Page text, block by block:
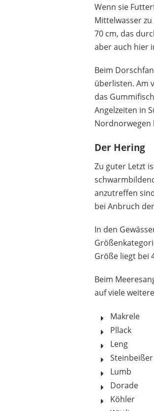
Wenn sie
Mittelwasser
70 cm, das
aber auch hier
Beim
überlisten. Am
das
Angelzeiten in
Nordnorwegen
Der Hering
Zu guter Letzt
anzutreffen
bei Anbruch
In den
Größe liegt bei
Beim
auf viele
Makrele
Pllack
Leng
Steinbeißer
Lumb
Dorade
Köhler